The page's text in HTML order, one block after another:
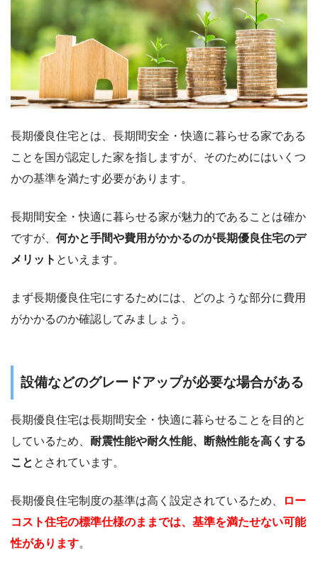
長期優良住宅とは、長期間安全・快適に暮らせる家である
ことを国が認定した家を指しますが、そのためにはいくつ
かの基準を満たす必要があります。
長期間安全・快適に暮らせる家が魅力的であることは確か
ですが、 何かと手間や費用がかかるのが長期優良住宅のデ
メリット といえます。
まず長期優良住宅にするためには、どのような部分に費用
がかかるのか確認してみましょう。
設備などのグレードアップが必要な場合がある
長期優良住宅は長期間安全・快適に暮らせることを目的と
しているため、 耐震性能や耐久性能、断熱性能を高くする
こと とされています。
長期優良住宅制度の基準は高く設定されているため、
ロー
コスト住宅の標準仕様のままでは、基準を満たせない可能
性があります。